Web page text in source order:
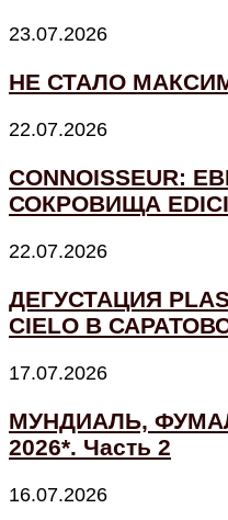
23.07.2026
НЕ СТАЛО
22.07.2026
CONNOISSEUR:
СОКРОВИЩА
22.07.2026
ДЕГУСТАЦИЯ
CIELO В
17.07.2026
МУНДИАЛЬ,
2026*. Часть 2
16.07.2026